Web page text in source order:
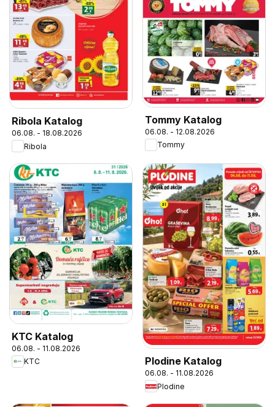
Ribola Katalog
06.08. - 18.08.2026
Ribola
Tommy Katalog
06.08. - 12.08.2026
Tommy
KTC Katalog
06.08. - 11.08.2026
KTC
Plodine Katalog
06.08. - 11.08.2026
Plodine